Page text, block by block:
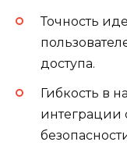
Точность
доступа.
Гибкость в
интеграции